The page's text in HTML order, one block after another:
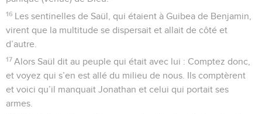
16 Les sentinelles de Saül, qui étaient à Guibea de Benjamin,
virent que la multitude se dispersait et allait de côté et
d’autre.
17 Alors Saül dit au peuple qui était avec lui : Comptez donc,
et voyez qui s’en est allé du milieu de nous. Ils comptèrent
et voici qu’il manquait Jonathan et celui qui portait ses
armes.